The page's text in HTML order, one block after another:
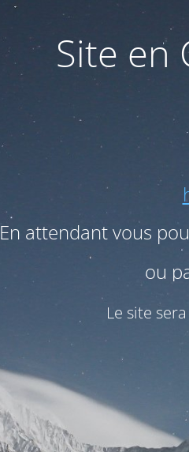
Site en
En attendant vous
ou
Le site